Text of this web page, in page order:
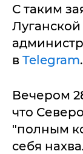
С таким
в Telegram.
Вечером
что
"полным
себя